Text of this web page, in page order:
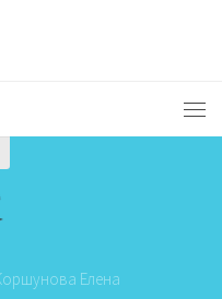
Елена